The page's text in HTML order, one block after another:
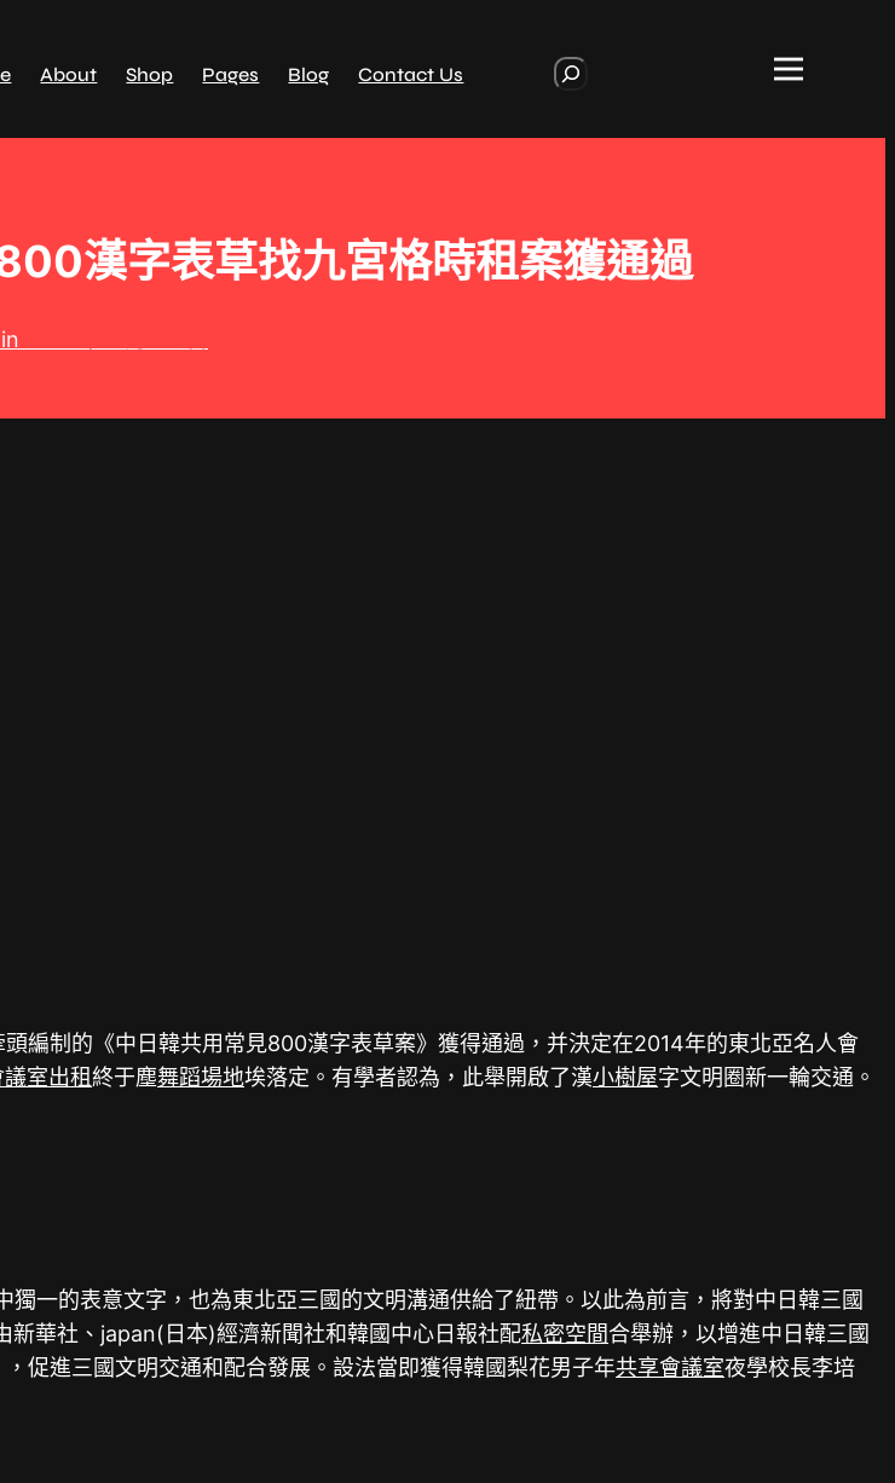
About Shop Pages Blog Contact Us
r
漢字表草找九宮格時租案獲通過
頭編制的《中日韓共用常見800漢字表草案》獲得通過，并決定在2014年的東北亞名人會
議室出租終于塵舞蹈場地埃落定。有學者認為，此舉開啟了漢小樹屋字文明圈新一輪交通。
一的表意文字，也為東北亞三國的文明溝通供給了紐帶。以此為前言，將對中日韓三國
新華社、japan(日本)經濟新聞社和韓國中心日報社配私密空間合舉辦，以增進中日韓三國
促進三國文明交通和配合發展。設法當即獲得韓國梨花男子年共享會議室夜學校長李培